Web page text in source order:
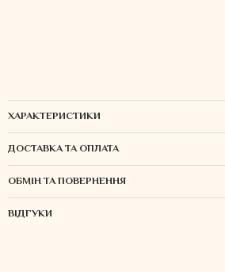
ХАРАКТЕРИСТИКИ
ДОСТАВКА ТА ОПЛАТА
ОБМІН ТА ПОВЕРНЕННЯ
ВІДГУКИ